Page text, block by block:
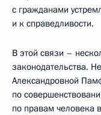
с гражданами
и к справедливости.
В этой связи –
законодательства.
Александровной
по
по правам человека